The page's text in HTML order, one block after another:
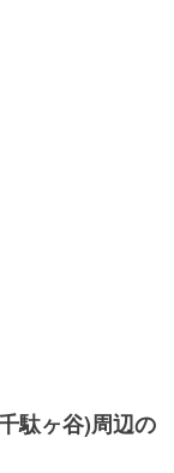
駄ヶ谷)周辺の